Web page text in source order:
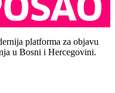
platforma za objavu
u Bosni i Hercegovini.